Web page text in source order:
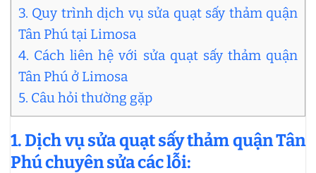
3. Quy trình dịch vụ sửa quạt sấy thảm quận
Tân Phú tại Limosa
4. Cách liên hệ với sửa quạt sấy thảm quận
Tân Phú ở Limosa
5. Câu hỏi thường gặp
1. Dịch vụ sửa quạt sấy thảm quận Tân
Phú chuyên sửa các lỗi: